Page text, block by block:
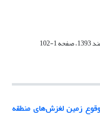
زمین لغزش‌های منطقه